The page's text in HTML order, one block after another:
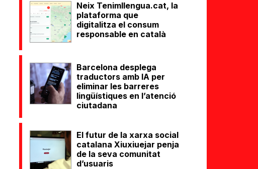
Neix Tenimllengua.cat, la
plataforma que
digitalitza el consum
responsable en català
Barcelona desplega
traductors amb IA per
eliminar les barreres
lingüístiques en l’atenció
ciutadana
El futur de la xarxa social
catalana Xiuxiuejar penja
de la seva comunitat
d’usuaris